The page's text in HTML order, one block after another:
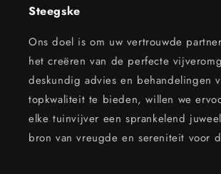
Steegske
Ons doel is om uw vertrouwde
het creëren van de perfecte
deskundig advies en behandelingen
topkwaliteit te bieden, willen we
elke tuinvijver een sprankelend
bron van vreugde en sereniteit voor